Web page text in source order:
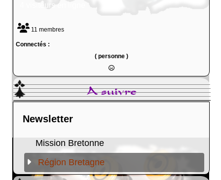
4 visiteurs en ligne
11 membres
Connectés :
( personne )
A suivre
Newsletter
Mission Bretonne
Région Bretagne